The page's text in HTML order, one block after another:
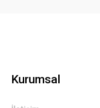
Kurumsal